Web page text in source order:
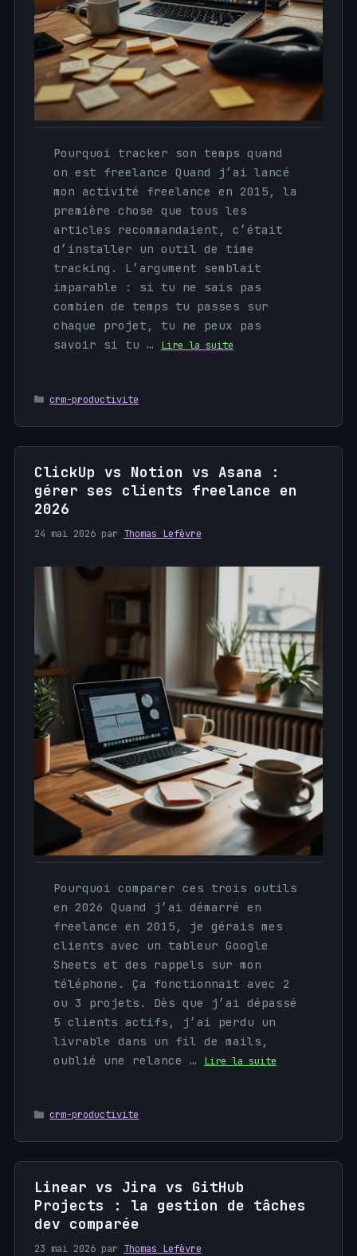
Pourquoi tracker son temps quand
on est freelance Quand j’ai lancé
mon activité freelance en 2015, la
première chose que tous les
articles recommandaient, c’était
d’installer un outil de time
tracking. L’argument semblait
imparable : si tu ne sais pas
combien de temps tu passes sur
chaque projet, tu ne peux pas
savoir si tu …
Lire la suite
Catégories
crm-productivite
ClickUp vs Notion vs Asana :
gérer ses clients freelance en
2026
24 mai 2026 par Thomas Lefèvre
Pourquoi comparer ces trois outils
en 2026 Quand j’ai démarré en
freelance en 2015, je gérais mes
clients avec un tableur Google
Sheets et des rappels sur mon
téléphone. Ça fonctionnait avec 2
ou 3 projets. Dès que j’ai dépassé
5 clients actifs, j’ai perdu un
livrable dans un fil de mails,
oublié une relance …
Lire la suite
Catégories
crm-productivite
Linear vs Jira vs GitHub
Projects : la gestion de tâches
dev comparée
23 mai 2026 par Thomas Lefèvre